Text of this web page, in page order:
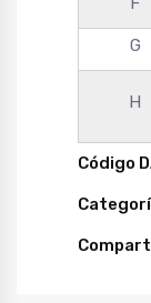
G
H
Código